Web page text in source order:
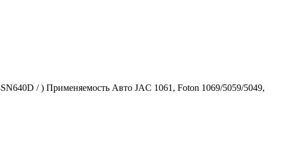
/ ) Применяемость Авто JAC 1061, Foton 1069/5059/5049,